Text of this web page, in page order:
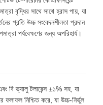
বৃদ্ধির সাথে সাথে হ্রাস পায়, যা
প্রতি উচ্চ সংবেদনশীলতা প্রদান
পর্যবেক্ষণের জন্য অপরিহার্য।
বি ভ্যালু টলারেন্স ±১% সহ, যা
ফলাফল নিশ্চিত করে, যা উচ্চ-নির্ভুল